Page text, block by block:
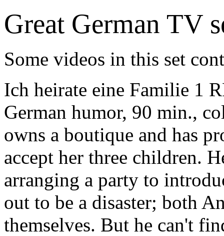
Great German TV
Some videos in this set
Ich heirate eine Familie 1
German humor, 90 min.,
owns a boutique and has
accept her three children.
arranging a party to
out to be a disaster; both
themselves. But he can't